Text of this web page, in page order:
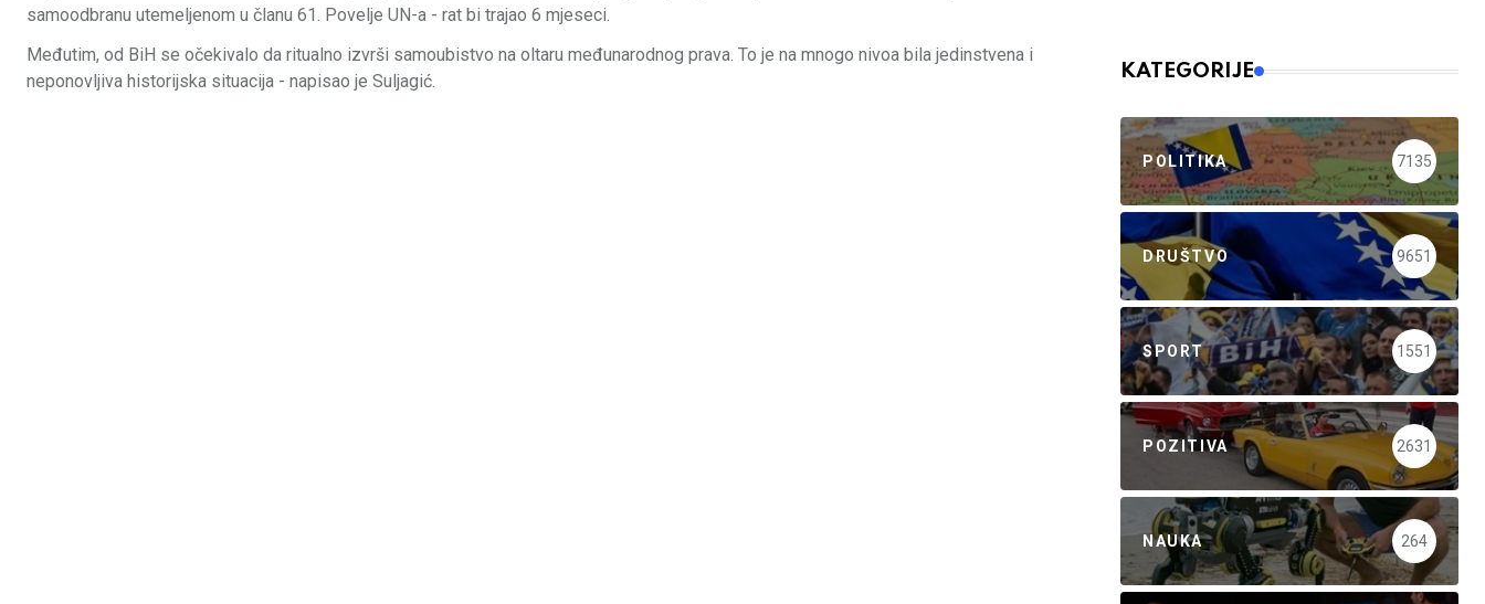
samoodbranu utemeljenom u članu 61. Povelje UN-a - rat bi trajao 6 mjeseci.
Međutim, od BiH se očekivalo da ritualno izvrši samoubistvo na oltaru međunarodnog prava. To je na mnogo nivoa bila jedinstvena i
neponovljiva historijska situacija - napisao je Suljagić.
KATEGORIJE
POLITIKA 7135
DRUŠTVO 9651
SPORT 1551
POZITIVA 2631
NAUKA 264